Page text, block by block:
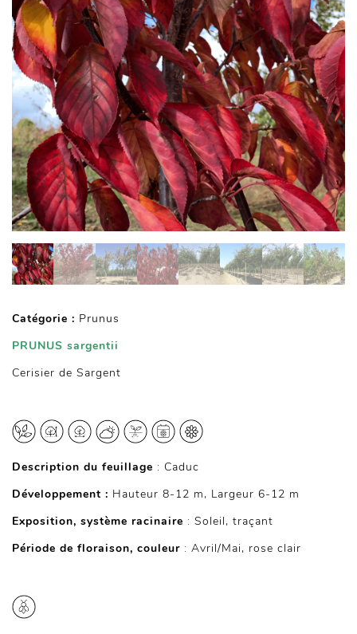
PRUNUS sargentii
Cerisier de Sargent
Description du feuillage : Caduc
Développement : Hauteur 8-12 m, Largeur 6-12 m
Exposition, système racinaire : Soleil, traçant
Période de floraison, couleur : Avril/Mai, rose clair
Catégorie : Prunus